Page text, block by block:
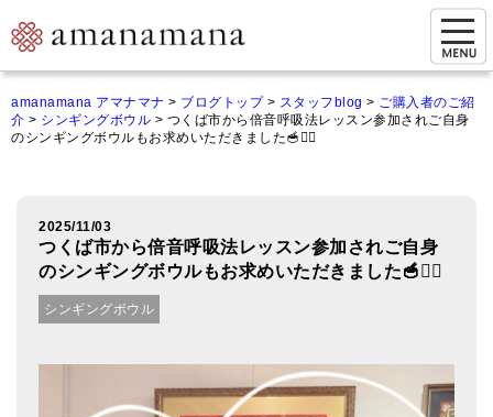
マイページ
ご来店&購入
オンライン相談&購入
シンギングボウル講座
オンラインショップ
amanamana アマナマナ > ブログトップ> スタッフblog > ご購入者のご紹
介 > シンギングボウル > つくば市から倍音呼吸法レッスン参加されご自身
のシンギングボウルもお求めいただきました🥣🧘‍♂️
2025/11/03
つくば市から倍音呼吸法レッスン参加されご自身
のシンギングボウルもお求めいただきました🥣🧘‍♂️
シンギングボウル